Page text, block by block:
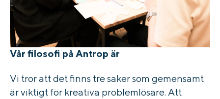
Vår filosofi på Antrop är
Vi tror att det finns tre saker som gemensamt
är viktigt för kreativa problemlösare. Att